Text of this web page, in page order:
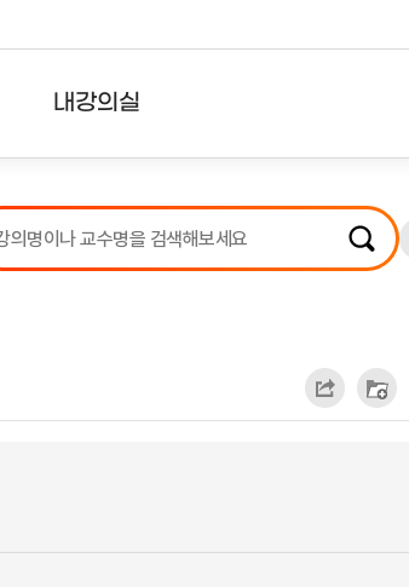
내강의실
강의리스트
수강확인증강의